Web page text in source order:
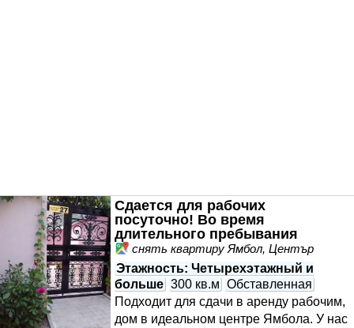
Сдается для рабочих
посуточно! Во время
длительного пребывания
снять квартиру Ямбол, Център
Этажность: Четырехэтажный и
больше 300 кв.м Обставленная
Подходит для сдачи в аренду рабочим,
дом в идеальном центре Ямбола. У нас